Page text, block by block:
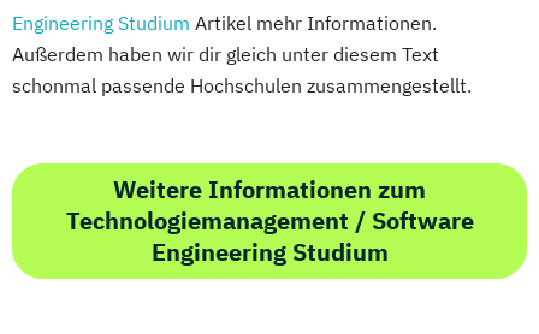
Engineering Studium Artikel mehr Informationen.
Außerdem haben wir dir gleich unter diesem Text
schonmal passende Hochschulen zusammengestellt.
Weitere Informationen zum
Technologiemanagement / Software
Engineering Studium